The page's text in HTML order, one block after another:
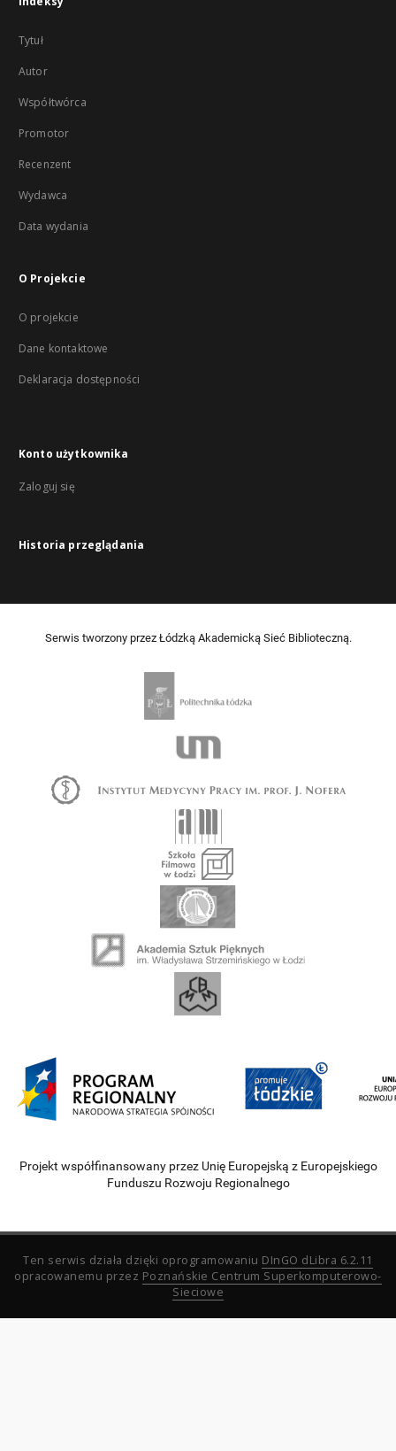
Tytuł
Autor
Współtwórca
Promotor
Recenzent
Wydawca
Data wydania
O Projekcie
O projekcie
Dane kontaktowe
Deklaracja dostępności
Konto użytkownika
Zaloguj się
Historia przeglądania
Serwis tworzony przez Łódzką Akademicką Sieć Biblioteczną.
Projekt współfinansowany przez Unię Europejską z Europejskiego
Funduszu Rozwoju Regionalnego
Ten serwis działa dzięki oprogramowaniu DInGO dLibra 6.2.11
opracowanemu przez Poznańskie Centrum Superkomputerowo-
Sieciowe